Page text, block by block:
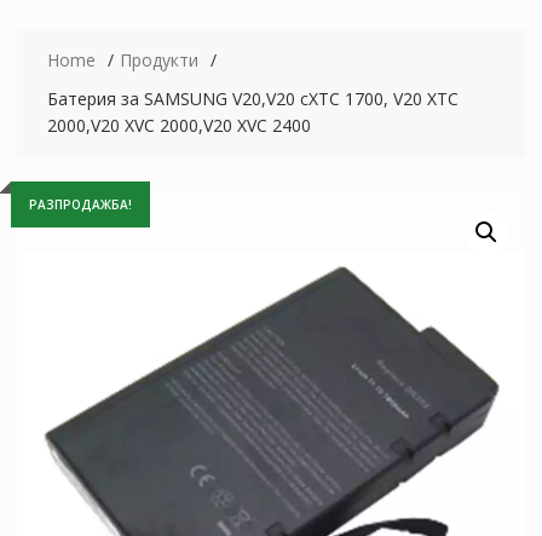
Home
Продукти
Батерия за SAMSUNG V20,V20 cXTC 1700, V20 XTC
2000,V20 XVC 2000,V20 XVC 2400
РАЗПРОДАЖБА!